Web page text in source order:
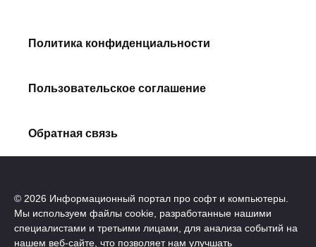
Политика конфиденциальности
Пользовательское соглашение
Обратная связь
© 2026 Информационный портал про софт и компьютеры.
Мы используем файлы cookie, разработанные нашими
специалистами и третьими лицами, для анализа событий на
нашем веб-сайте, что позволяет нам улучшать